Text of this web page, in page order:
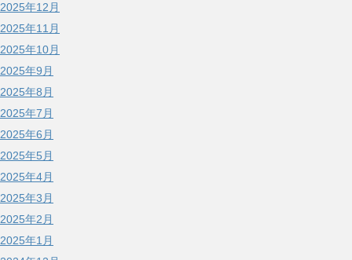
2025年12月
2025年11月
2025年10月
2025年9月
2025年8月
2025年7月
2025年6月
2025年5月
2025年4月
2025年3月
2025年2月
2025年1月